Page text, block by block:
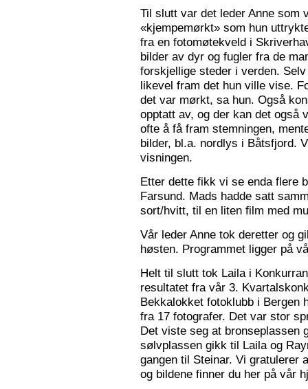
Til slutt var det leder Anne som
«kjempemørkt» som hun
fra en fotomøtekveld i
bilder av dyr og fugler fra de
forskjellige steder i verden.
likevel fram det hun ville vise.
det var mørkt, sa hun. Også
opptatt av, og der kan det
ofte å få fram stemningen,
bilder, bl.a. nordlys i Båtsfjord.
visningen.
Etter dette fikk vi se enda flere
Farsund. Mads hadde satt
sort/hvitt, til en liten film med
Vår leder Anne tok deretter og
høsten. Programmet ligger på
Helt til slutt tok Laila i
resultatet fra vår 3.
Bekkalokket fotoklubb i
fra 17 fotografer. Det var stor
Det viste seg at bronseplassen
sølvplassen gikk til Laila og
gangen til Steinar. Vi gratulerer
og bildene finner du her på vår